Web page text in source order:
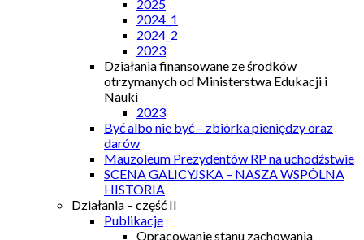
2025
2024_1
2024_2
2023
Działania finansowane ze środków
otrzymanych od Ministerstwa Edukacji i
Nauki
2023
Być albo nie być – zbiórka pieniędzy oraz
darów
Mauzoleum Prezydentów RP na uchodźstwie
SCENA GALICYJSKA – NASZA WSPÓLNA
HISTORIA
Działania – część II
Publikacje
Opracowanie stanu zachowania